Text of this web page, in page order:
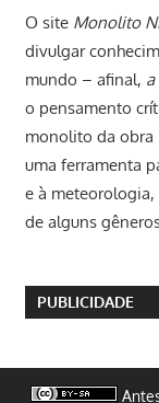
O site Monolito
divulgar
mundo – afinal,
o pensamento
monolito da obra
uma ferramenta
e à
de alguns
PUBLICIDADE